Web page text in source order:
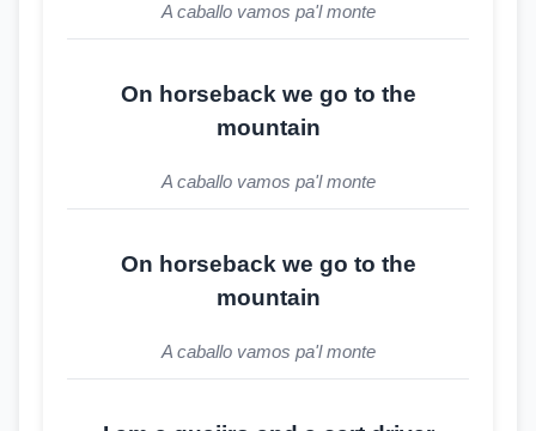
A caballo vamos pa'l monte
On horseback we go to the
mountain
A caballo vamos pa'l monte
On horseback we go to the
mountain
A caballo vamos pa'l monte